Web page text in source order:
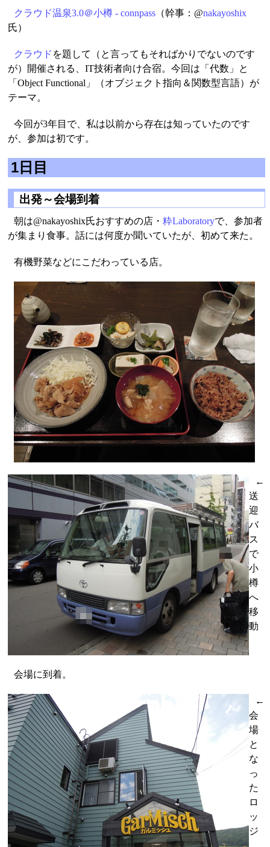
クラウド温泉3.0＠小樽 - connpass （幹事：@nakayoshix
氏）
クラウド を題して（と言ってもそればかりでないのです
が）開催される、IT技術者向け合宿。今回は「代数」と
「Object Functional」（オブジェクト指向＆関数型言語）が
テーマ。
今回が3年目で、私は以前から存在は知っていたのです
が、参加は初です。
1日目
出発～会場到着
朝は@nakayoshix氏おすすめの店・ 粋Laboratoryで、参加者
が集まり食事。話には何度か聞いていたが、初めて来た。
有機野菜などにこだわっている店。
←
送
迎
バ
ス
で
小
樽
へ
移
動
会場に到着。
←
会
場
と
な
っ
た
ロ
ッ
ジ